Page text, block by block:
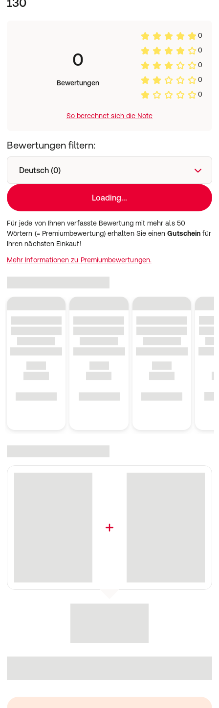
130
0
Bewertungen
0
0
0
0
0
So berechnet sich die Note
Bewertungen filtern:
Deutsch (0)
Loading...
Für jede von Ihnen verfasste Bewertung mit mehr als 50
Wörtern (= Premiumbewertung) erhalten Sie einenGutschein für
Ihren nächsten Einkauf!
Mehr Informationen zu Premiumbewertungen.